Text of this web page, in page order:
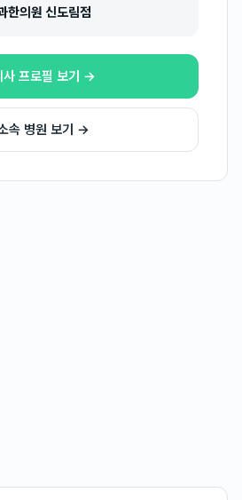
한의원 신도림점
사 프로필 보기 →
속 병원 보기 →